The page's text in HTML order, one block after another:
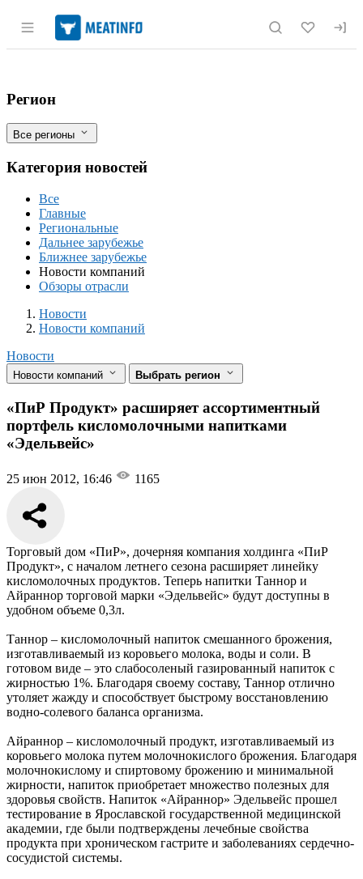
Раздел навигации по сайту
«ПиР Продукт» расширяет
Фильтры
Регион
Все регионы
Категория новостей
Все
Главные
Региональные
Дальнее зарубежье
Ближнее зарубежье
Новости компаний
Обзоры отрасли
Новости
Разделы
Новости
Новости компаний
Новости
Новости компаний Выбрать регион
«ПиР Продукт» расширяет ассортиментный
портфель кисломолочными напитками
«Эдельвейс»
25 июн 2012, 16:46 1165
Торговый дом «ПиР», дочерняя компания холдинга «ПиР
Продукт», c началом летнего сезона расширяет линейку
кисломолочных продуктов. Теперь напитки Таннор и
Айраннор торговой марки «Эдельвейс» будут доступны в
удобном объеме 0,3л.
Таннор – кисломолочный напиток смешанного брожения,
изготавливаемый из коровьего молока, воды и соли. В
готовом виде – это слабосоленый газированный напиток с
жирностью 1%. Благодаря своему составу, Таннор отлично
утоляет жажду и способствует быстрому восстановлению
водно-солевого баланса организма.
Айраннор – кисломолочный продукт, изготавливаемый из
коровьего молока путем молочнокислого брожения. Благодаря
молочнокислому и спиртовому брожению и минимальной
жирности, напиток приобретает множество полезных для
здоровья свойств. Напиток «Айраннор» Эдельвейс прошел
тестирование в Ярославской государственной медицинской
академии, где были подтверждены лечебные свойства
продукта при хроническом гастрите и заболеваниях сердечно-
сосудистой системы.